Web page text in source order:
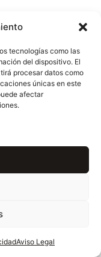
tecnologías como las
del dispositivo. El
procesar datos como
únicas en este
afectar
Aviso Legal
mm